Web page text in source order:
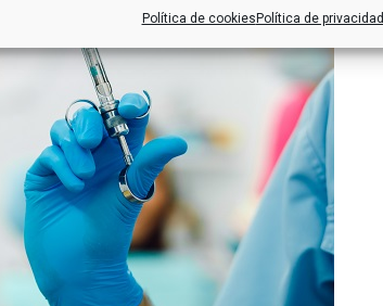
Política de cookiesPolítica de privacidad